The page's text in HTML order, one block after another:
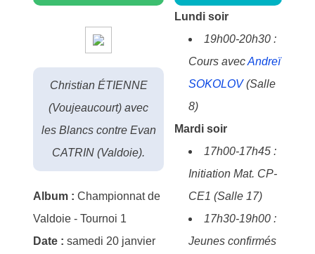
Christian ÉTIENNE
(Voujeaucourt) avec
les Blancs contre Evan
CATRIN (Valdoie).
Album : Championnat de
Valdoie - Tournoi 1
Date : samedi 20 janvier
Lundi soir
19h00-20h30 :
Cours avecAndreï
SOKOLOV(Salle
8)
Mardi soir
17h00-17h45 :
Initiation Mat. CP-
CE1 (Salle 17)
17h30-19h00 :
Jeunes confirmés